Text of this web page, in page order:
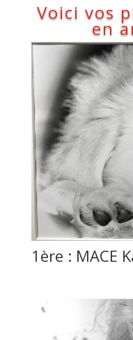
Voici vos
en
1ère : MACE